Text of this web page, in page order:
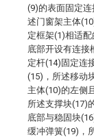
(9)的表面固定
述门窗架主体
定框架(1)相适
底部开设有连接
定杆(14)固定连
(15)，所述移动
主体(10)的左侧
所述支撑块(17)
底部与稳固块
缓冲弹簧(19)，